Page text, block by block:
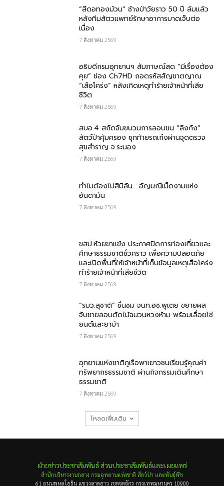
“สีดอทองม้วน” ช้างป่าวัยราว 50 ปี ล้มแล้ว
หลังทีมสัตวแพทย์รักษาอาการบาดเจ็บต่อ
เนื่อง
7 สิงหาคม 2569
อธิบดีกรมอุทยานฯ สัมภาษณ์สด “มีเรื่องต้อง
คุย” ช่อง Ch7HD ถอดรหัสสัญชาตญาณ
“เสือโคร่ง” หลังเกิดเหตุทำร้ายเจ้าหน้าที่เสีย
ชีวิต
7 สิงหาคม 2569
สบอ.4 สกัดจับขบวนการลอบขน “ลิงกัง”
สัตว์ป่าคุ้มครอง ซุกท้ายรถเก๋งผ่านจุดตรวจ
สุขสำราญ จ.ระนอง
7 สิงหาคม 2569
ทำไมต้องไปสิมิลัน… อัญมณีเม็ดงามแห่ง
อันดามัน
7 สิงหาคม 2569
ขสป.ห้วยขาแข้ง ประกาศปิดการท่องเที่ยวและ
ศึกษาธรรมชาติชั่วคราว เพื่อความปลอดภัย
และเปิดพื้นที่ให้เจ้าหน้าที่เก็บข้อมูลเหตุเสือโคร่ง
ทำร้ายเจ้าหน้าที่เสียชีวิต
7 สิงหาคม 2569
“รมว.สุชาติ” ชื่นชม​ จนท.อช.พุเตย​ ขยายผล
จับชายลอบตัดไม้ฉนวนหวงห้าม พร้อมเลื่อยโซ่
ยนต์และยาบ้า
7 สิงหาคม 2569
อุทยานแห่งชาติภูเรือพาเยาวชนเรียนรู้คุณค่า
ทรัพยากรธรรมชาติ ผ่านกิจกรรมเดินศึกษา
ธรรมชาติ
7 สิงหาคม 2569
โหลดเพิ่มเติม
ฝ่ายข่าวประชาสัมพันธ์ ส่วนประชาสัมพันธ์และเผยแพร่
สำนักบริหารงานกลาง กรมอุทยานแห่งชาติ สัตว์ป่า และพันธุ์พืช
61 ถนนพหลโยธิน แขวงลาดยาว เขตจตุจักร กรุงเทพมหานคร 10900